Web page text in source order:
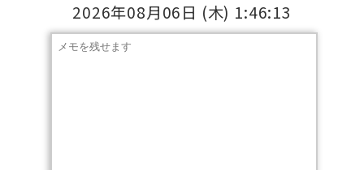
2026年08月06日 (木) 1:46:13